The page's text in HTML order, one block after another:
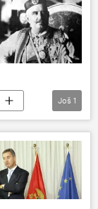
Još 1